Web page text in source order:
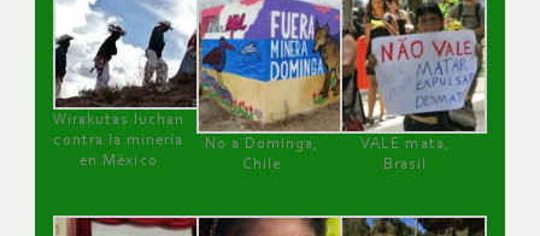
Wirakutas luchan
contra la minería
en México
No a Dominga,
Chile
VALE mata,
Brasil